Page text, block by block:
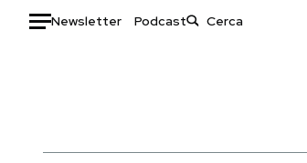
Newsletter Podcast
Italia
Moda